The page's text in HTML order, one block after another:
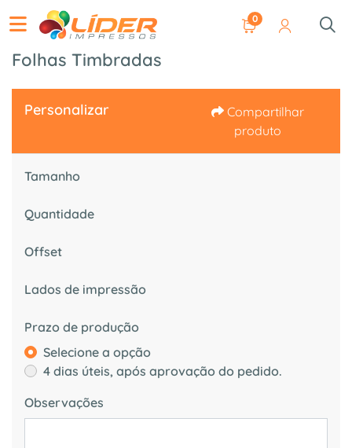
0
Folhas Timbradas
Personalizar
Compartilhar
produto
Tamanho
Quantidade
Offset
Lados de impressão
Prazo de produção
Selecione a opção
4 dias úteis, após aprovação do pedido.
Observações